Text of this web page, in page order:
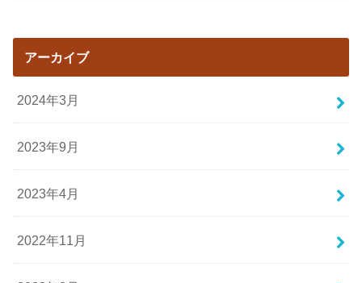
アーカイブ
2024年3月
2023年9月
2023年4月
2022年11月